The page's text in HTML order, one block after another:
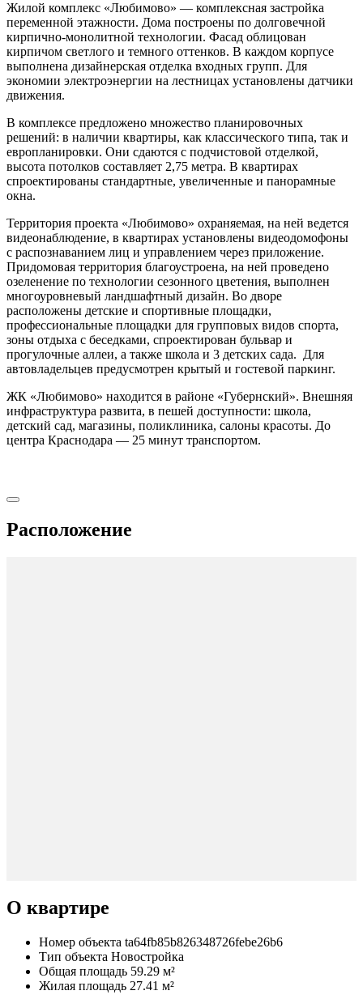
Жилой комплекс «Любимово» — комплексная застройка
переменной этажности. Дома построены по долговечной
кирпично-монолитной технологии. Фасад облицован
кирпичом светлого и темного оттенков. В каждом корпусе
выполнена дизайнерская отделка входных групп. Для
экономии электроэнергии на лестницах установлены датчики
движения.
В комплексе предложено множество планировочных
решений: в наличии квартиры, как классического типа, так и
европланировки. Они сдаются с подчистовой отделкой,
высота потолков составляет 2,75 метра. В квартирах
спроектированы стандартные, увеличенные и панорамные
окна.
Территория проекта «Любимово» охраняемая, на ней ведется
видеонаблюдение, в квартирах установлены видеодомофоны
с распознаванием лиц и управлением через приложение.
Придомовая территория благоустроена, на ней проведено
озеленение по технологии сезонного цветения, выполнен
многоуровневый ландшафтный дизайн. Во дворе
расположены детские и спортивные площадки,
профессиональные площадки для групповых видов спорта,
зоны отдыха с беседками, спроектирован бульвар и
прогулочные аллеи, а также школа и 3 детских сада. Для
автовладельцев предусмотрен крытый и гостевой паркинг.
ЖК «Любимово» находится в районе «Губернский». Внешняя
инфраструктура развита, в пешей доступности: школа,
детский сад, магазины, поликлиника, салоны красоты. До
центра Краснодара — 25 минут транспортом.
Расположение
О квартире
Номер объекта ta64fb85b826348726febe26b6
Тип объекта Новостройка
Общая площадь 59.29 м²
Жилая площадь 27.41 м²